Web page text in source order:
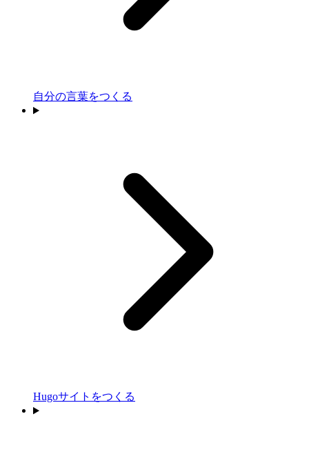
自分の言葉をつくる
Hugoサイトをつくる